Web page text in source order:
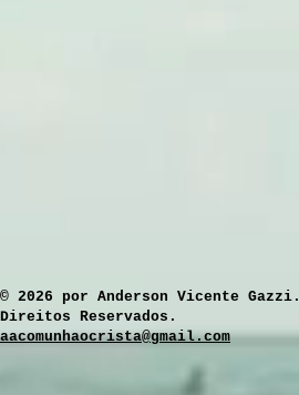
​© 2026 por Anderson Vicente Gazzi.
Direitos Reservados.
aacomunhaocrista@gmail.com